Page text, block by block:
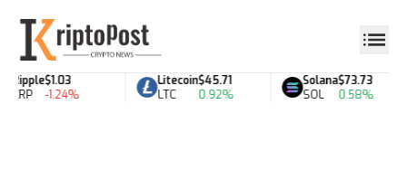
Ripple
XRP
$1.03
-1.24%
Litecoin
LTC
$45.71
0.92%
Solana
SOL
$73.73
0.58%